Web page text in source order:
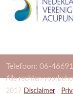
Telefoon: 06-
Alle rechten
2017 Disclaimer